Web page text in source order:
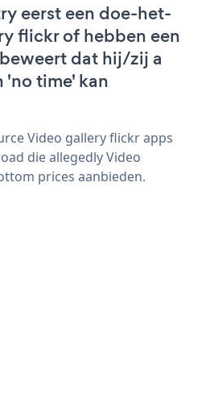
eerst een doe-het-
flickr of hebben een
dat hij/zij a
time' kan
Video gallery flickr apps
die allegedly Video
prices aanbieden.